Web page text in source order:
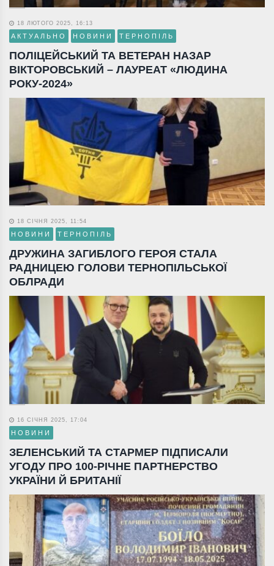
18 ЛЮТОГО 2025, 16:13
АКТУАЛЬНО НОВИНИ ТЕРНОПІЛЬ
ПОЛІЦЕЙСЬКИЙ ТА ВЕТЕРАН НАЗАР
ВІКТОРОВСЬКИЙ – ЛАУРЕАТ «ЛЮДИНА
РОКУ-2024»
18 СІЧНЯ 2025, 11:54
НОВИНИ ТЕРНОПІЛЬ
ДРУЖИНА ЗАГИБЛОГО ГЕРОЯ СТАЛА
РАДНИЦЕЮ ГОЛОВИ ТЕРНОПІЛЬСЬКОЇ
ОБЛРАДИ
16 СІЧНЯ 2025, 17:04
НОВИНИ
ЗЕЛЕНСЬКИЙ ТА СТАРМЕР ПІДПИСАЛИ
УГОДУ ПРО 100-РІЧНЕ ПАРТНЕРСТВО
УКРАЇНИ Й БРИТАНІЇ